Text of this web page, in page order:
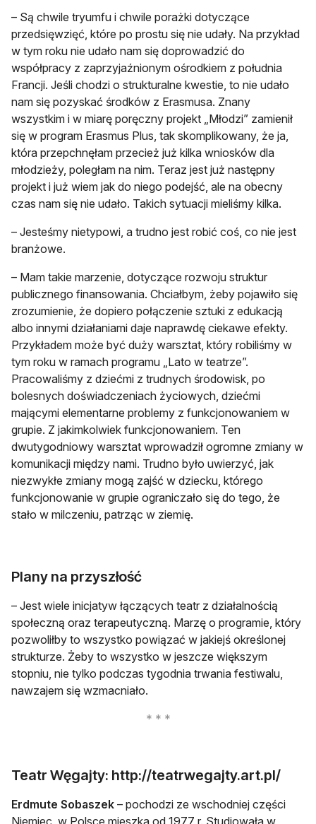
– Są chwile tryumfu i chwile porażki dotyczące
przedsięwzięć, które po prostu się nie udały. Na przykład
w tym roku nie udało nam się doprowadzić do
współpracy z zaprzyjaźnionym ośrodkiem z południa
Francji. Jeśli chodzi o strukturalne kwestie, to nie udało
nam się pozyskać środków z Erasmusa. Znany
wszystkim i w miarę poręczny projekt „Młodzi” zamienił
się w program Erasmus Plus, tak skomplikowany, że ja,
która przepchnęłam przecież już kilka wniosków dla
młodzieży, poległam na nim. Teraz jest już następny
projekt i już wiem jak do niego podejść, ale na obecny
czas nam się nie udało. Takich sytuacji mieliśmy kilka.
– Jesteśmy nietypowi, a trudno jest robić coś, co nie jest
branżowe.
– Mam takie marzenie, dotyczące rozwoju struktur
publicznego finansowania. Chciałbym, żeby pojawiło się
zrozumienie, że dopiero połączenie sztuki z edukacją
albo innymi działaniami daje naprawdę ciekawe efekty.
Przykładem może być duży warsztat, który robiliśmy w
tym roku w ramach programu „Lato w teatrze”.
Pracowaliśmy z dziećmi z trudnych środowisk, po
bolesnych doświadczeniach życiowych, dziećmi
mającymi elementarne problemy z funkcjonowaniem w
grupie. Z jakimkolwiek funkcjonowaniem. Ten
dwutygodniowy warsztat wprowadził ogromne zmiany w
komunikacji między nami. Trudno było uwierzyć, jak
niezwykłe zmiany mogą zajść w dziecku, którego
funkcjonowanie w grupie ograniczało się do tego, że
stało w milczeniu, patrząc w ziemię.
Plany na przyszłość
– Jest wiele inicjatyw łączących teatr z działalnością
społeczną oraz terapeutyczną. Marzę o programie, który
pozwoliłby to wszystko powiązać w jakiejś określonej
strukturze. Żeby to wszystko w jeszcze większym
stopniu, nie tylko podczas tygodnia trwania festiwalu,
nawzajem się wzmacniało.
Teatr Węgajty: http://teatrwegajty.art.pl/
Erdmute Sobaszek – pochodzi ze wschodniej części
Niemiec, w Polsce mieszka od 1977 r. Studiowała w